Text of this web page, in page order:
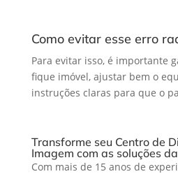
Como evitar esse erro
Para evitar isso, é importante
fique imóvel, ajustar bem o
instruções claras para que o
Transforme seu Centro de
Imagem com as soluções
Com mais de 15 anos de